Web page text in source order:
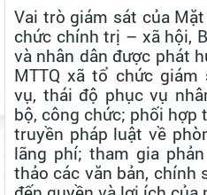
Vai trò giám sát của
chức chính trị – xã hội,
và nhân dân được phát
MTTQ xã tổ chức
vụ, thái độ phục vụ
bộ, công chức; phối hợp
truyền pháp luật về
lãng phí; tham gia
thảo các văn bản, chính